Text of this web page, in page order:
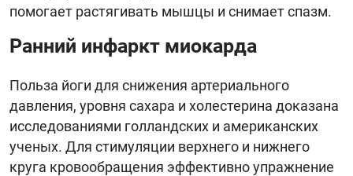
помогает растягивать мышцы и снимает спазм.
Ранний инфаркт миокарда
Польза йоги для снижения артериального
давления, уровня сахара и холестерина доказана
исследованиями голландских и американских
ученых. Для стимуляции верхнего и нижнего
круга кровообращения эффективно упражнение